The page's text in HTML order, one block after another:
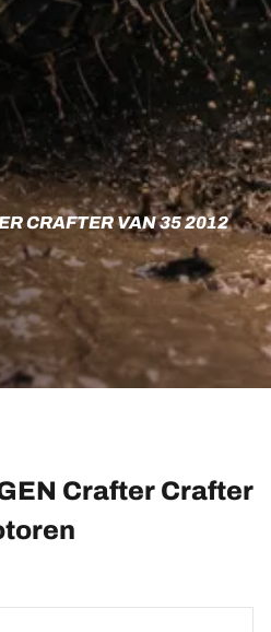
CRAFTER VAN 35 2012
Crafter Crafter